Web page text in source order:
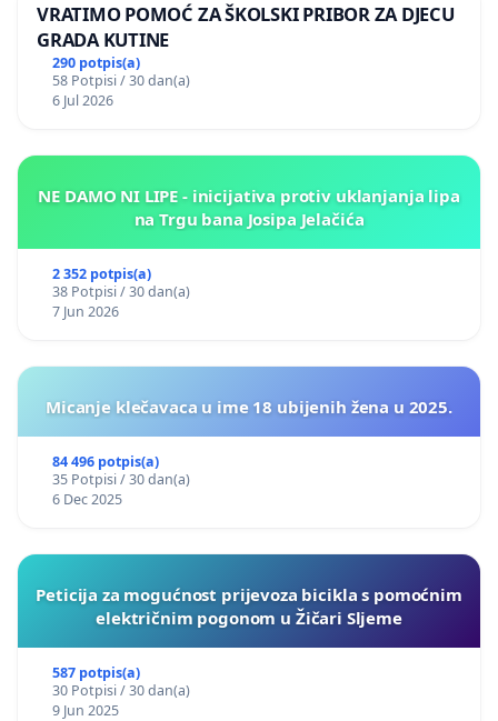
VRATIMO POMOĆ ZA ŠKOLSKI PRIBOR ZA DJECU
GRADA KUTINE
290 potpis(a)
58 Potpisi / 30 dan(a)
6 Jul 2026
NE DAMO NI LIPE - inicijativa protiv uklanjanja lipa
na Trgu bana Josipa Jelačića
2 352 potpis(a)
38 Potpisi / 30 dan(a)
7 Jun 2026
Micanje klečavaca u ime 18 ubijenih žena u 2025.
84 496 potpis(a)
35 Potpisi / 30 dan(a)
6 Dec 2025
Peticija za mogućnost prijevoza bicikla s pomoćnim
električnim pogonom u Žičari Sljeme
587 potpis(a)
30 Potpisi / 30 dan(a)
9 Jun 2025